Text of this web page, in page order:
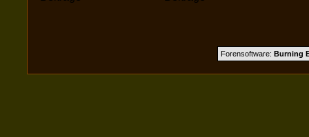
Forensoftware: Burning